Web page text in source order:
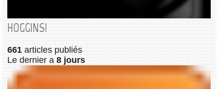
HOGGINS!
661 articles publiés
Le dernier a 8 jours